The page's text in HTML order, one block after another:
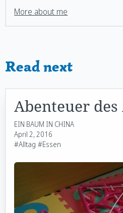
More about me
Read next
Abenteuer des
EIN BAUM IN CHINA
April 2, 2016
#Alltag #Essen